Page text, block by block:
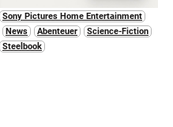
Sony Pictures Home Entertainment
News Abenteuer
Science-Fiction
Steelbook